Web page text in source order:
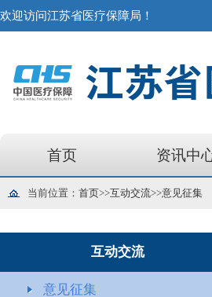
欢迎访问江苏省医疗保障局！
首页 资讯中
当前位置： 首页>>互动交流>>意见征集
互动交流
意见征集